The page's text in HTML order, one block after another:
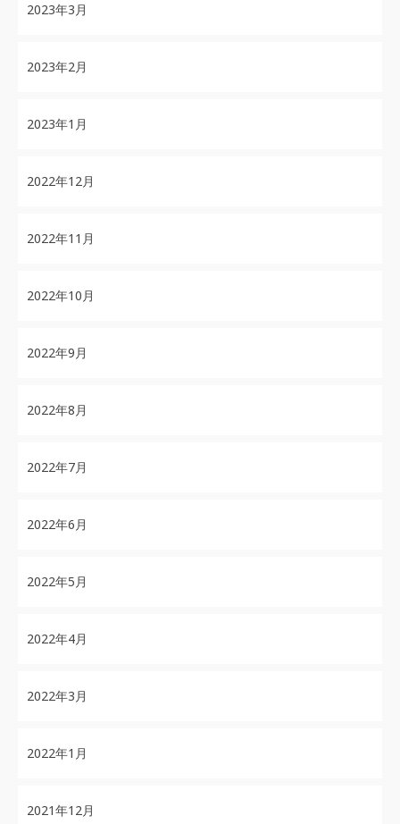
2023年3月
2023年2月
2023年1月
2022年12月
2022年11月
2022年10月
2022年9月
2022年8月
2022年7月
2022年6月
2022年5月
2022年4月
2022年3月
2022年1月
2021年12月